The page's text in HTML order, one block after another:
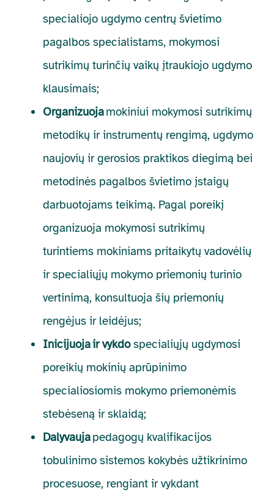
specialiojo ugdymo centrų švietimo
pagalbos specialistams, mokymosi
sutrikimų turinčių vaikų įtraukiojo ugdymo
klausimais;
Organizuojamokiniui mokymosi sutrikimų
metodikų ir instrumentų rengimą, ugdymo
naujovių ir gerosios praktikos diegimą bei
metodinės pagalbos švietimo įstaigų
darbuotojams teikimą. Pagal poreikį
organizuoja mokymosi sutrikimų
turintiems mokiniams pritaikytų vadovėlių
ir specialiųjų mokymo priemonių turinio
vertinimą, konsultuoja šių priemonių
rengėjus ir leidėjus;
Inicijuojair vykdospecialiųjų ugdymosi
poreikių mokinių aprūpinimo
specialiosiomis mokymo priemonėmis
stebėseną ir sklaidą;
Dalyvaujapedagogų kvalifikacijos
tobulinimo sistemos kokybės užtikrinimo
procesuose, rengiant ir vykdant